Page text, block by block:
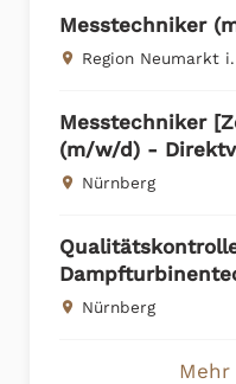
Messtechniker
place Region Neumarkt
Messtechniker
(m/w/d) -
place Nürnberg
Messtechniker
place Nürnberg
Mehr